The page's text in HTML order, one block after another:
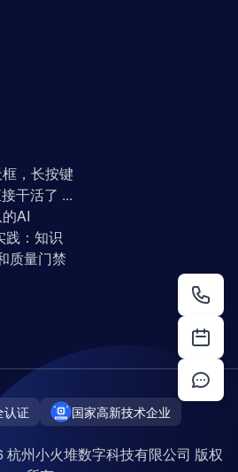
，长按键
干活了 ...
AI
践：知识
质量门禁
认证 国家高新技术企业
州小火堆数字科技有限公司 版权